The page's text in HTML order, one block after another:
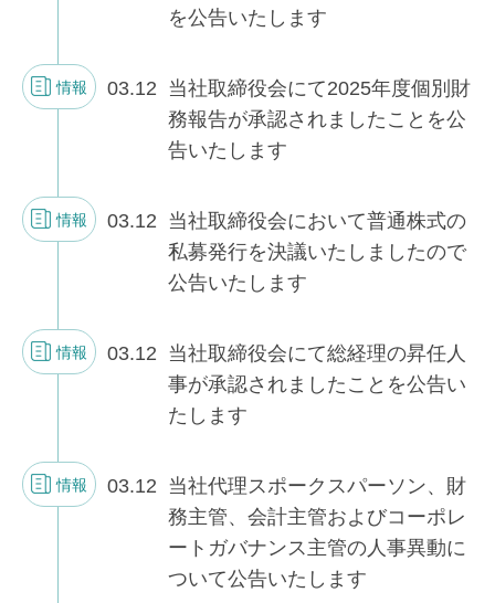
を公告いたします
情報 03.12 当社取締役会にて2025年度個別財
務報告が承認されましたことを公
告いたします
情報 03.12 当社取締役会において普通株式の
私募発行を決議いたしましたので
公告いたします
情報 03.12 当社取締役会にて総経理の昇任人
事が承認されましたことを公告い
たします
情報 03.12 当社代理スポークスパーソン、財
務主管、会計主管およびコーポレ
ートガバナンス主管の人事異動に
ついて公告いたします